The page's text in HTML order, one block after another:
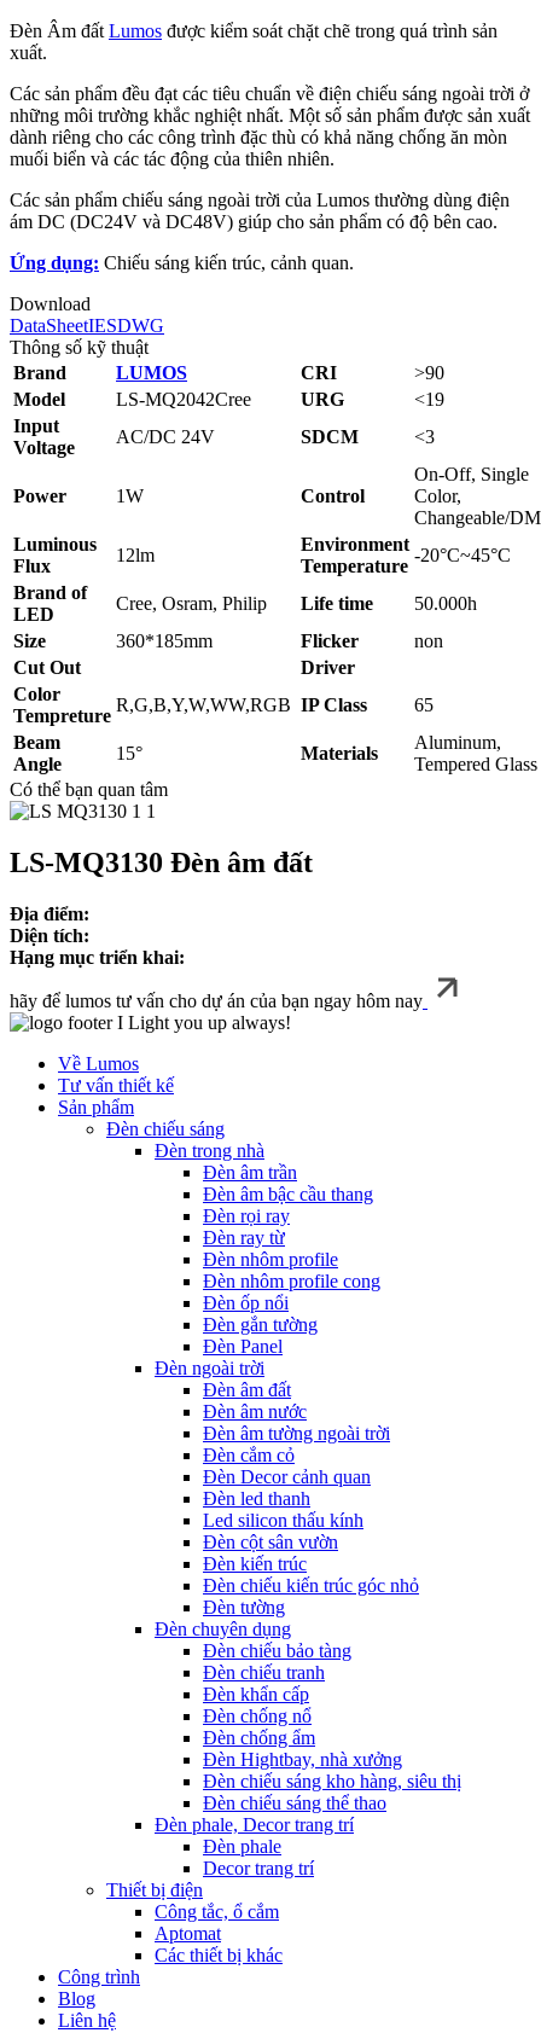
Đèn Âm đất Lumos được kiểm soát chặt chẽ trong quá trình sản
xuất.
Các sản phẩm đều đạt các tiêu chuẩn về điện chiếu sáng ngoài trời ở
những môi trường khắc nghiệt nhất. Một số sản phẩm được sản xuất
dành riêng cho các công trình đặc thù có khả năng chống ăn mòn
muối biển và các tác động của thiên nhiên.
Các sản phẩm chiếu sáng ngoài trời của Lumos thường dùng điện
ám DC (DC24V và DC48V) giúp cho sản phẩm có độ bên cao.
Ứng dụng: Chiếu sáng kiến trúc, cảnh quan.
Download
DataSheetIESDWG
Thông số kỹ thuật
Brand
LUMOS CRI
>90
Model
LS-MQ2042Cree URG
<19
Input
Voltage
AC/DC 24V SDCM <3
Power 1W Control
On-Off, Single
Color,
Changeable/
Luminous
Flux
12lm
Environment
Temperature
-20°C~45°C
Brand of
LED
Cree, Osram, Philip Life time
50.000h
Size
360*185mm Flicker
non
Cut Out
Driver
Color
Tempreture
R,G,B,Y,W,WW,RGB IP Class
65
Beam
Angle
15° Materials
Aluminum,
Tempered Glass
Có thể bạn quan tâm
LS-MQ3130 Đèn âm đất
Địa điểm:
Diện tích:
Hạng mục triển khai:
hãy để lumos tư vấn cho dự án của bạn ngay hôm nay
I Light you up always!
Về Lumos
Tư vấn thiết kế
Sản phẩm
Đèn chiếu sáng
Đèn trong nhà
Đèn âm trần
Đèn âm bậc cầu thang
Đèn rọi ray
Đèn ray từ
Đèn nhôm profile
Đèn nhôm profile cong
Đèn ốp nổi
Đèn gắn tường
Đèn Panel
Đèn ngoài trời
Đèn âm đất
Đèn âm nước
Đèn âm tường ngoài trời
Đèn cắm cỏ
Đèn Decor cảnh quan
Đèn led thanh
Led silicon thấu kính
Đèn cột sân vườn
Đèn kiến trúc
Đèn chiếu kiến trúc góc nhỏ
Đèn tường
Đèn chuyên dụng
Đèn chiếu bảo tàng
Đèn chiếu tranh
Đèn khẩn cấp
Đèn chống nổ
Đèn chống ẩm
Đèn Hightbay, nhà xưởng
Đèn chiếu sáng kho hàng, siêu thị
Đèn chiếu sáng thể thao
Đèn phale, Decor trang trí
Đèn phale
Decor trang trí
Thiết bị điện
Công tắc, ổ cắm
Aptomat
Các thiết bị khác
Công trình
Blog
Liên hệ